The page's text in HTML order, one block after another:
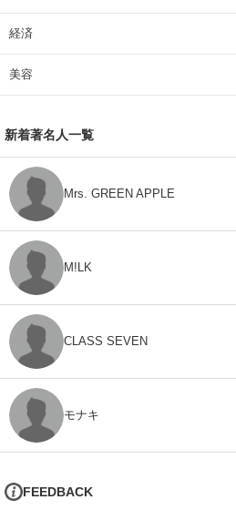
経済
美容
新着著名人一覧
Mrs. GREEN APPLE
M!LK
CLASS SEVEN
モナキ
FEEDBACK